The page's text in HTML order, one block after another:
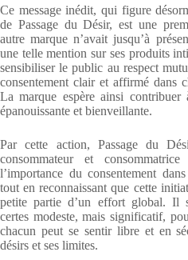
Ce message inédit, qui figure
de Passage du Désir, est une
autre marque n’avait jusqu’à
une telle mention sur ses produits
sensibiliser le public au respect
consentement clair et affirmé dans
La marque espère ainsi contribuer
épanouissante et bienveillante.
Par cette action, Passage du
consommateur et
l’importance du consentement
tout en reconnaissant que cette
petite partie d’un effort global. Il
certes modeste, mais significatif,
chacun peut se sentir libre et en
désirs et ses limites.